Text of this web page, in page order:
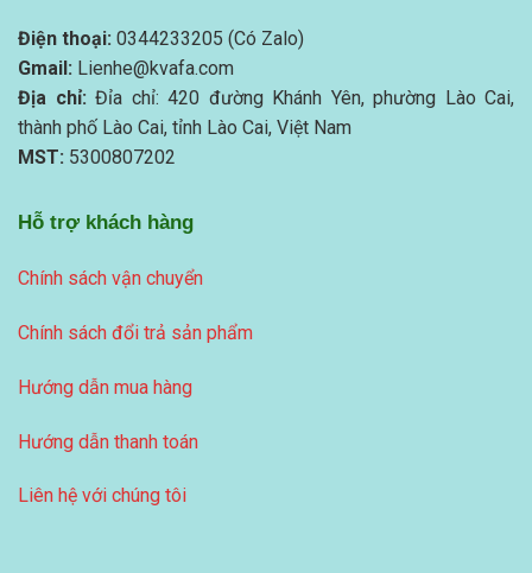
Điện thoại: 0344233205 (Có Zalo)
Gmail: Lienhe@kvafa.com
Địa chỉ: Đỉa chỉ: 420 đường Khánh Yên, phường Lào Cai,
thành phố Lào Cai, tỉnh Lào Cai, Việt Nam
MST: 5300807202
Hỗ trợ khách hàng
Chính sách vận chuyển
Chính sách đổi trả sản phẩm
Hướng dẫn mua hàng
Hướng dẫn thanh toán
Liên hệ với chúng tôi